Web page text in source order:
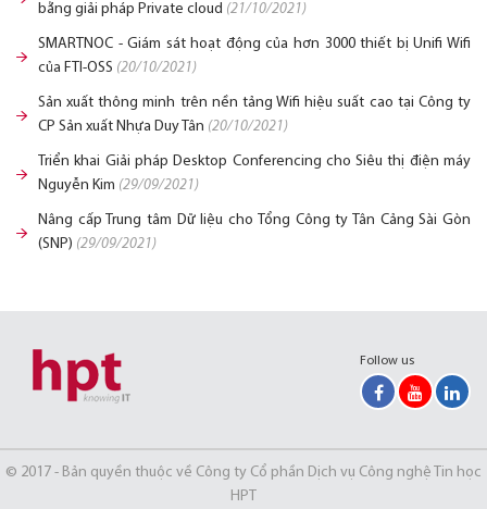
bằng giải pháp Private cloud (21/10/2021)
SMARTNOC - Giám sát hoạt động của hơn 3000 thiết bị Unifi Wifi
của FTI-OSS (20/10/2021)
Sản xuất thông minh trên nền tảng Wifi hiệu suất cao tại Công ty
CP Sản xuất Nhựa Duy Tân (20/10/2021)
Triển khai Giải pháp Desktop Conferencing cho Siêu thị điện máy
Nguyễn Kim (29/09/2021)
Nâng cấp Trung tâm Dữ liệu cho Tổng Công ty Tân Cảng Sài Gòn
(SNP) (29/09/2021)
Follow us
© 2017 - Bản quyền thuộc về Công ty Cổ phần Dịch vụ Công nghệ Tin học
HPT